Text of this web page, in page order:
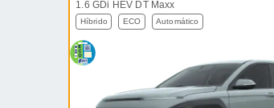
1.6 GDi HEV DT Maxx
Híbrido ECO Automático